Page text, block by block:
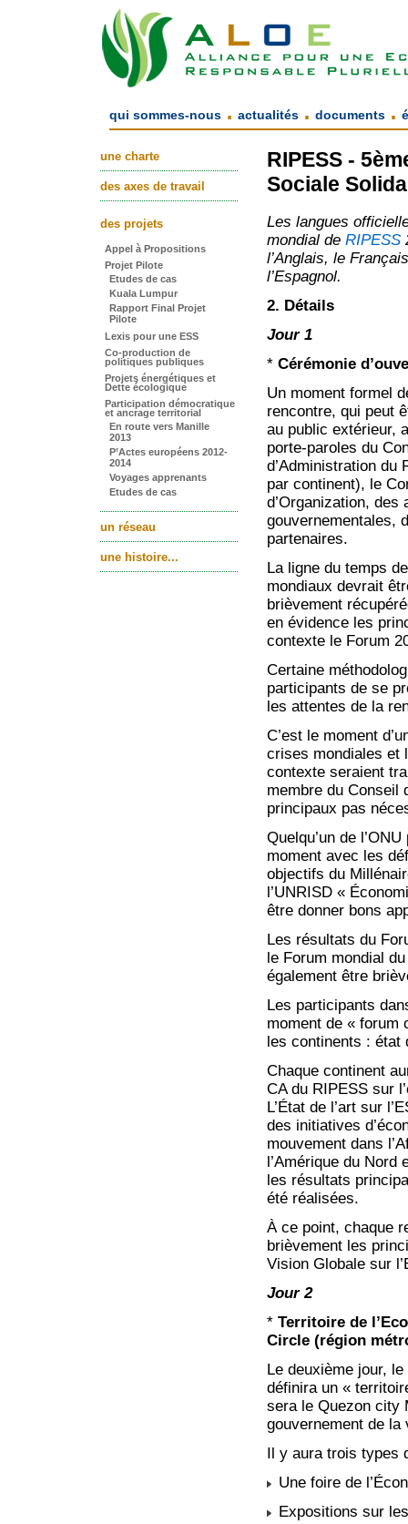
qui sommes-nous . actualités . documents .
une charte
des axes de travail
des projets
Appel à Propositions
Projet Pilote
Etudes de cas
Kuala Lumpur
Rapport Final Projet
Pilote
Lexis pour une ESS
Co-production de
politiques publiques
Projets énergétiques et
Dette écologique
Participation démocratique
et ancrage territorial
En route vers Manille
2013
P’Actes européens 2012-
2014
Voyages apprenants
Etudes de cas
un réseau
une histoire...
RIPESS -
Sociale
Les langues
mondial deRIPESS
l’Anglais, le
l’Espagnol.
2. Détails
Jour 1
*Cérémonie
Un moment formel
rencontre, qui peut
au public extérieur,
porte-paroles du
d’Administration du
par continent), le
d’Organization, des
gouvernementales,
partenaires.
La ligne du temps
mondiaux devrait
brièvement
en évidence les
contexte le Forum
Certaine
participants de se
les attentes de la
C’est le moment
crises mondiales et
contexte seraient
membre du Conseil
principaux pas
Quelqu’un de
moment avec les
objectifs du
l’UNRISD «
être donner bons
Les résultats du
le Forum mondial
également être
Les participants
moment de « forum
les continents : état
Chaque continent
CA du RIPESS sur
L’État de l’art sur
des initiatives
mouvement dans
l’Amérique du
les résultats
été réalisées.
À ce point, chaque
brièvement les
Vision Globale sur
Jour 2
*Territoire de
Circle (région
Le deuxième jour,
définira un «
sera le Quezon city
gouvernement de la
Il y aura trois types
Une foire de
Expositions sur